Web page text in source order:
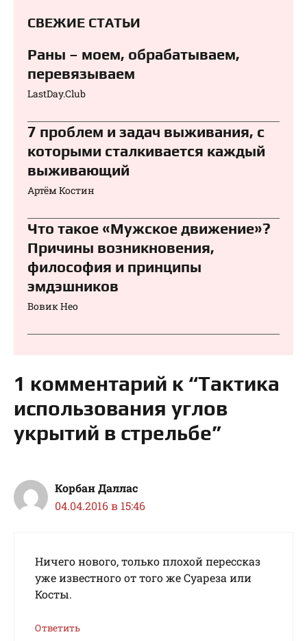
СВЕЖИЕ СТАТЬИ
Раны – моем, обрабатываем,
перевязываем⁠⁠
LastDay.Club
7 проблем и задач выживания, с
которыми сталкивается каждый
выживающий
Артём Костин
Что такое «Мужское движение»?
Причины возникновения,
философия и принципы
эмдэшников
Вовик Нео
1 комментарий к “Тактика
использования углов
укрытий в стрельбе”
Корбан Даллас
04.04.2016 в 15:46
Ничего нового, только плохой перессказ
уже известного от того же Суареза или
Косты.
Ответить